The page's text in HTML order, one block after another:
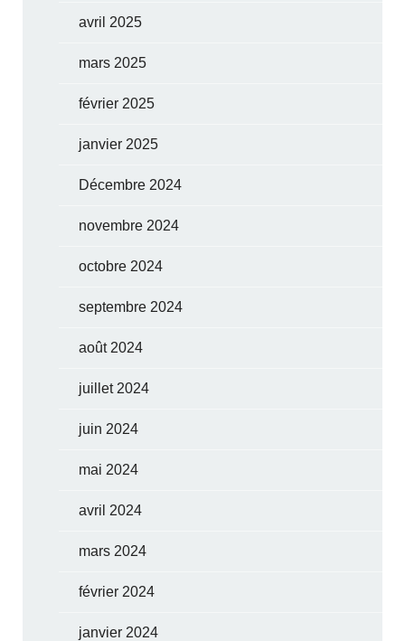
avril 2025
mars 2025
février 2025
janvier 2025
Décembre 2024
novembre 2024
octobre 2024
septembre 2024
août 2024
juillet 2024
juin 2024
mai 2024
avril 2024
mars 2024
février 2024
janvier 2024